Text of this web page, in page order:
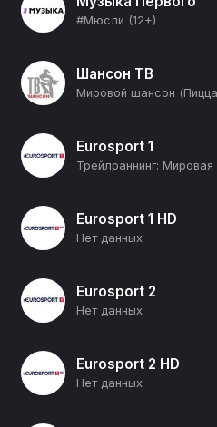
#Мюсли (12+)
Шансон ТВ
Мировой шансон
Eurosport 1
Eurosport 1 HD
Нет данных
Eurosport 2
Нет данных
Eurosport 2 HD
Нет данных